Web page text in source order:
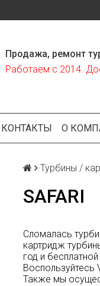
Продажа, ремонт
Работаем с 2014.
КОНТАКТЫ О
Турбины /
SAFARI
Сломалась
картридж
год и
Воспользуйтесь
Также мы